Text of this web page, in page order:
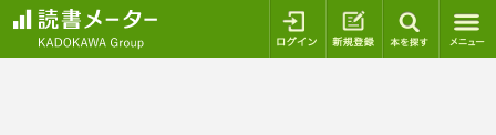
ログイン 新規登録